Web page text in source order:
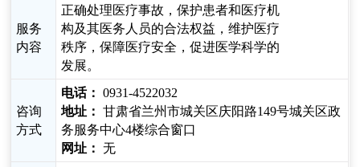
服务
内容
正确处理医疗事故，保护患者和医疗机
构及其医务人员的合法权益，维护医疗
秩序，保障医疗安全，促进医学科学的
发展。
咨询
方式
电话： 0931-4522032
地址： 甘肃省兰州市城关区庆阳路149号城关区政
务服务中心4楼综合窗口
网址： 无